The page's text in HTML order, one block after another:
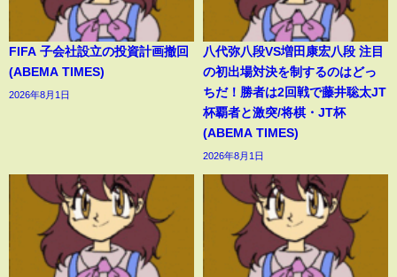
FIFA 子会社設立の投資計画撤回
(ABEMA TIMES)
2026年8月1日
八代弥八段VS増田康宏八段 注目
の初出場対決を制するのはどっ
ちだ！勝者は2回戦で藤井聡太JT
杯覇者と激突/将棋・JT杯
(ABEMA TIMES)
2026年8月1日